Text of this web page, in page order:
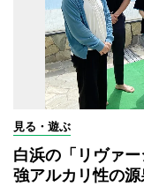
見る・遊ぶ
白浜の「リヴァ
強アルカリ性の源